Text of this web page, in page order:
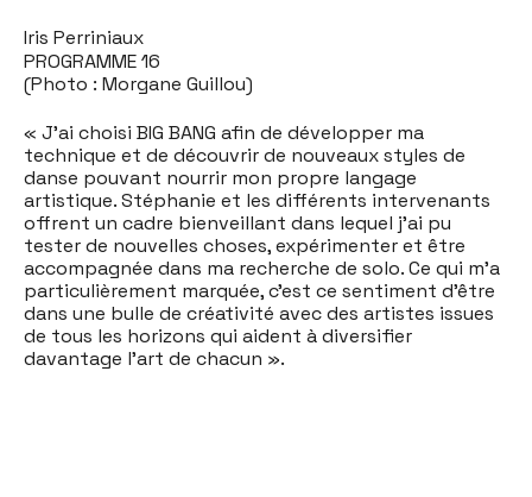
Iris Perriniaux
PROGRAMME 16
(Photo : Morgane Guillou)
« J'ai choisi BIG BANG afin de développer ma
technique et de découvrir de nouveaux styles de
danse pouvant nourrir mon propre langage
artistique. Stéphanie et les différents intervenants
offrent un cadre bienveillant dans lequel j'ai pu
tester de nouvelles choses, expérimenter et être
accompagnée dans ma recherche de solo. Ce qui m'a
particulièrement marquée, c'est ce sentiment d'être
dans une bulle de créativité avec des artistes issues
de tous les horizons qui aident à diversifier
davantage l'art de chacun ».